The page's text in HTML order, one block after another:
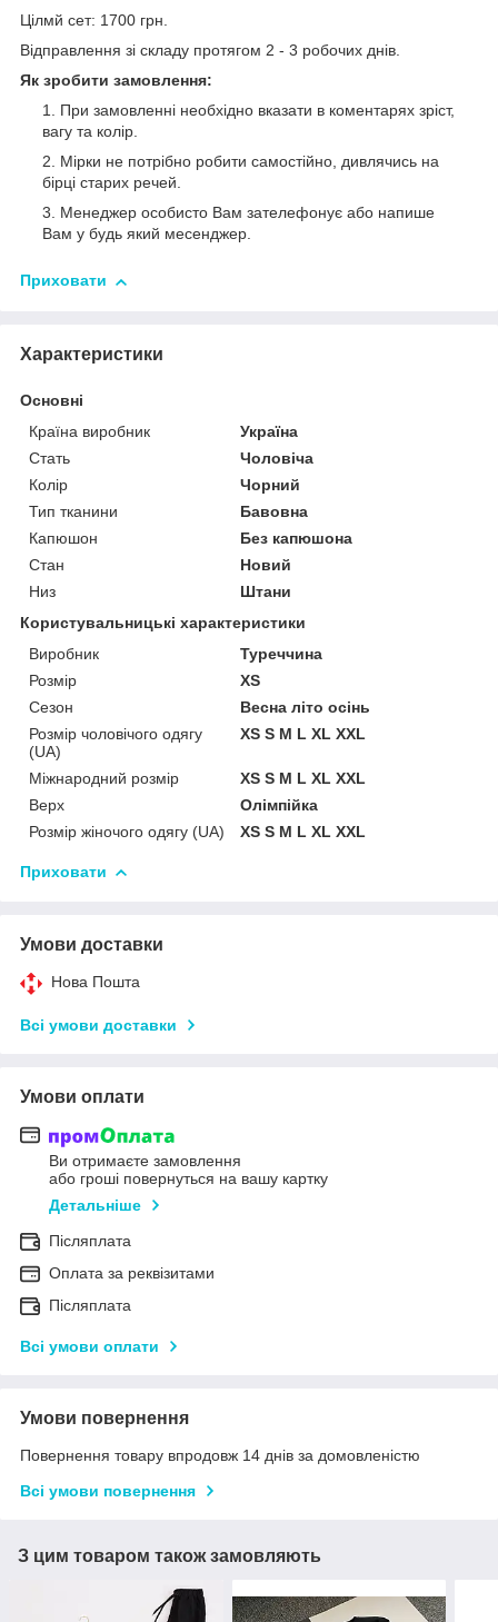
Цілмй сет: 1700 грн.
Відправлення зі складу протягом 2 - 3 робочих днів.
Як зробити замовлення:
При замовленні необхідно вказати в коментарях зріст,
вагу та колір.
Мірки не потрібно робити самостійно, дивлячись на
бірці старих речей.
Менеджер особисто Вам зателефонує або напише
Вам у будь який месенджер.
Приховати
Характеристики
Основні
Країна виробник
Україна
Стать
Чоловіча
Колір
Чорний
Тип тканини
Бавовна
Капюшон
Без капюшона
Стан
Новий
Низ
Штани
Користувальницькі характеристики
Виробник
Туреччина
Розмір
XS
Сезон
Весна літо осінь
Розмір чоловічого одягу
(UA)
XS S M L XL XXL
Міжнародний розмір
XS S M L XL XXL
Верх
Олімпійка
Розмір жіночого одягу (UA)
XS S M L XL XXL
Приховати
Умови доставки
Нова Пошта
Всі умови доставки
Умови оплати
Ви отримаєте замовлення
або гроші повернуться на вашу картку
Детальніше
Післяплата
Оплата за реквізитами
Післяплата
Всі умови оплати
Умови повернення
Повернення товару впродовж 14 днів за домовленістю
Всі умови повернення
З цим товаром також замовляють